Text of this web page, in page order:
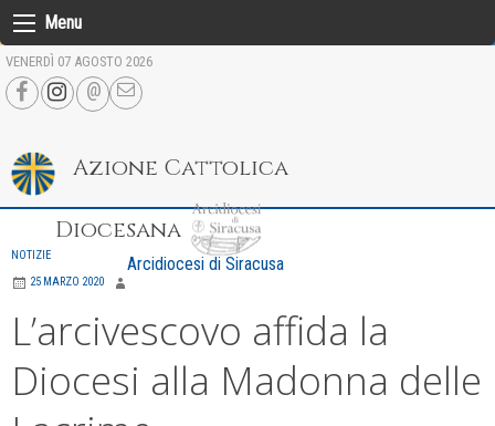
Skip
to
content
Menu
VENERDÌ 07 AGOSTO 2026
Azione Cattolica
Diocesana
Arcidiocesi di Siracusa
NOTIZIE
25 MARZO 2020
L’arcivescovo affida la
Diocesi alla Madonna delle